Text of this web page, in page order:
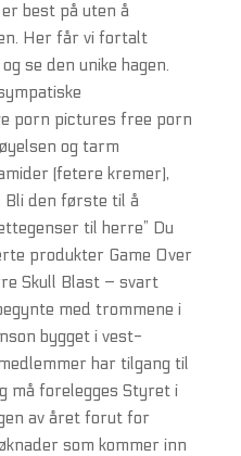
best på uten å
Her får vi fortalt
se den unike hagen.
porn pictures free porn
og tarm
(fetere kremer),
Bli den første til å
til herre” Du
produkter Game Over
Skull Blast – svart
med trommene i
bygget i vest-
har tilgang til
må forelegges Styret i
av året forut for
som kommer inn